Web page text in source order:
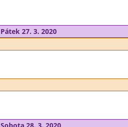
Pátek 27. 3. 2020